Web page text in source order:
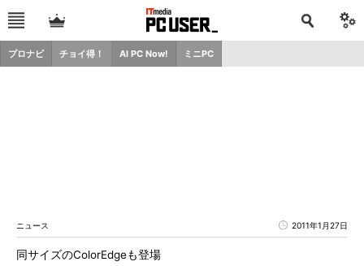
プロナビ チョイ得！ AI PC Now! ミニPC
ニュース 2011年1月27日
同サイズのColorEdgeも登場